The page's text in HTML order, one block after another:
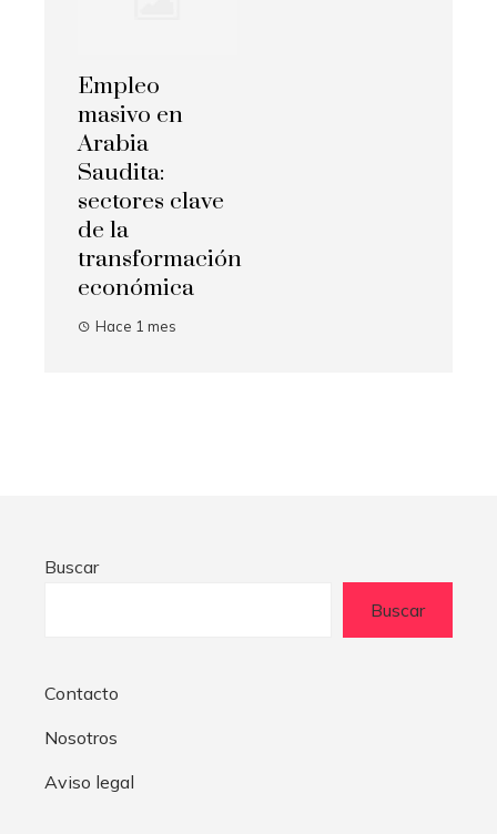
Empleo
masivo en
Arabia
Saudita:
sectores clave
de la
transformación
económica
Hace 1 mes
Buscar
Buscar
Contacto
Nosotros
Aviso legal